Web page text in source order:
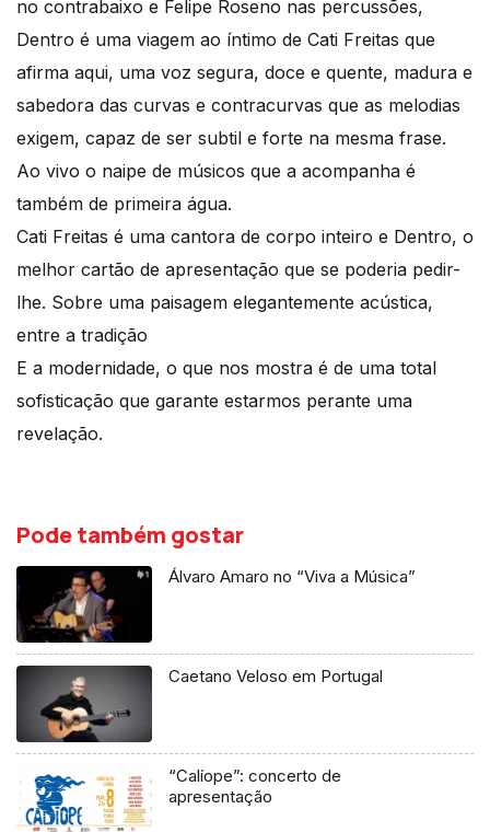
no contrabaixo e Felipe Roseno nas percussões,
Dentro é uma viagem ao íntimo de Cati Freitas que
afirma aqui, uma voz segura, doce e quente, madura e
sabedora das curvas e contracurvas que as melodias
exigem, capaz de ser subtil e forte na mesma frase.
Ao vivo o naipe de músicos que a acompanha é
também de primeira água.
Cati Freitas é uma cantora de corpo inteiro e Dentro, o
melhor cartão de apresentação que se poderia pedir-
lhe. Sobre uma paisagem elegantemente acústica,
entre a tradição
E a modernidade, o que nos mostra é de uma total
sofisticação que garante estarmos perante uma
revelação.
Pode também gostar
Álvaro Amaro no “Viva a Música”
Caetano Veloso em Portugal
“Calíope”: concerto de
apresentação